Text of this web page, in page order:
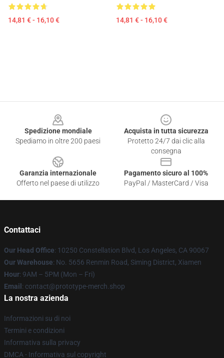
14,81 € - 16,10 € 14,81 € - 16,10 €
Spedizione mondiale
Spediamo in oltre 200 paesi
Acquista in tutta sicurezza
Protetto 24/7 dai clic alla
consegna
Garanzia internazionale
Offerto nel paese di utilizzo
Pagamento sicuro al 100%
PayPal / MasterCard / Visa
Contattaci
Our Head Office: 10250 Constellation Blvd, Los Angeles, CA 90067
Our Warehouse: No. 5656 Renmin Road, Siming District, Xiamen
Hour: 9AM – 5PM (Mon – Fri)
Email : contact@prototype-merch.shop
La nostra azienda
Informazioni su di noi
Termini e condizioni
Informativa sulla privacy
DMCA - Informativa sul copyright